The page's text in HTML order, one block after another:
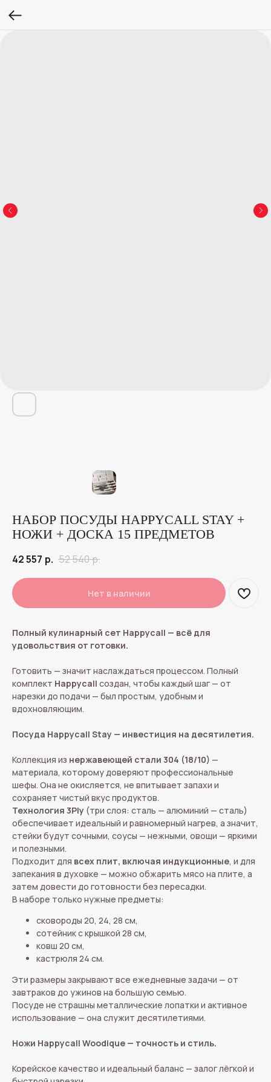
НАБОР ПОСУДЫ HAPPYCALL STAY +
НОЖИ + ДОСКА 15 ПРЕДМЕТОВ
42 557 р. 52 540р.
Нет в наличии
Полный кулинарный сет Happycall — всё для
удовольствия от готовки.
Готовить — значит наслаждаться процессом. Полный
комплект Happycall создан, чтобы каждый шаг — от
нарезки до подачи — был простым, удобным и
вдохновляющим.
Посуда Happycall Stay — инвестиция на десятилетия.
Коллекция из нержавеющей стали 304 (18/10) —
материала, которому доверяют профессиональные
шефы. Она не окисляется, не впитывает запахи и
сохраняет чистый вкус продуктов.
Технология 3Ply (три слоя: сталь — алюминий — сталь)
обеспечивает идеальный и равномерный нагрев, а значит,
стейки будут сочными, соусы — нежными, овощи — яркими
и полезными.
Подходит для всех плит, включая индукционные, и для
запекания в духовке — можно обжарить мясо на плите, а
затем довести до готовности без пересадки.
В наборе только нужные предметы:
сковороды 20, 24, 28 см,
сотейник с крышкой 28 см,
ковш 20 см,
кастрюля 24 см.
Эти размеры закрывают все ежедневные задачи — от
завтраков до ужинов на большую семью.
Посуде не страшны металлические лопатки и активное
использование — она служит десятилетиями.
Ножи Happycall Woodique — точность и стиль.
Корейское качество и идеальный баланс — залог лёгкой и